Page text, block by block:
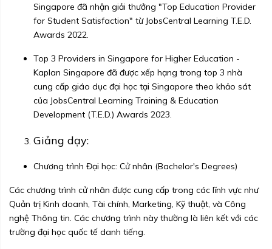
Singapore đã nhận giải thưởng "Top Education Provider
for Student Satisfaction" từ JobsCentral Learning T.E.D.
Awards 2022.
Top 3 Providers in Singapore for Higher Education -
Kaplan Singapore đã được xếp hạng trong top 3 nhà
cung cấp giáo dục đại học tại Singapore theo khảo sát
của JobsCentral Learning Training & Education
Development (T.E.D.) Awards 2023.
Giảng dạy:
Chương trình Đại học: Cử nhân (Bachelor's Degrees)
Các chương trình cử nhân được cung cấp trong các lĩnh vực như
Quản trị Kinh doanh, Tài chính, Marketing, Kỹ thuật, và Công
nghệ Thông tin. Các chương trình này thường là liên kết với các
trường đại học quốc tế danh tiếng.